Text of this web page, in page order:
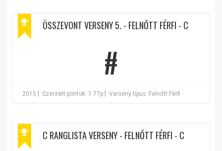
ÖSSZEVONT VERSENY 5. - FELNŐTT FÉRFI - C
#
2015 Szerzett pontok: 1.77p Verseny típus: Felnőtt Férfi
C RANGLISTA VERSENY - FELNŐTT FÉRFI - C